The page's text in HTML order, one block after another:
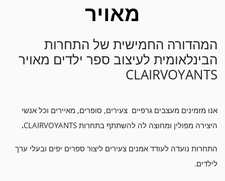
מאויר
המהדורה החמישית של התחרות
הבינלאומית לעיצוב ספר ילדים מאויר
CLAIRVOYANTS
אנו מזמינים מעצבים גרפיים צעירים, סופרים, מאיירים וכל אנשי
היצירה מפולין ומחוצה לה להשתתף בתחרות CLAIRVOYANTS
.
התחרות נועדה לעודד אמנים צעירים ליצור ספרים יפים ובעלי ערך
לילדים.